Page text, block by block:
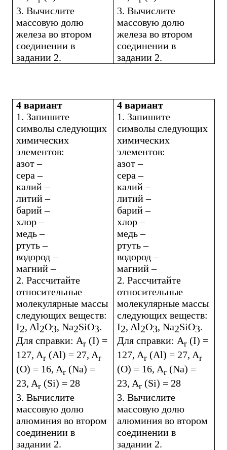
3. Вычислите
массовую долю
железа во втором
соединении в
задании 2.
3. Вычислите
массовую долю
железа во втором
соединении в
задании 2.
4 вариант
1. Запишите
символы следующих
химических
элементов:
азот –
сера –
калий –
литий –
барий –
хлор –
медь –
ртуть –
водород –
магний –
2. Рассчитайте
относительные
молекулярные массы
следующих веществ:
I2, Al2O3,Na2SiO3.
Для справки: Ar (I) =
127, Ar (Al) = 27, Ar
(O) = 16, Ar (Na) =
23, Ar (Si) = 28
3. Вычислите
массовую долю
алюминия во втором
соединении в
задании 2.
4 вариант
1. Запишите
символы следующих
химических
элементов:
азот –
сера –
калий –
литий –
барий –
хлор –
медь –
ртуть –
водород –
магний –
2. Рассчитайте
относительные
молекулярные массы
следующих веществ:
I2, Al2O3,Na2SiO3.
Для справки: Ar (I) =
127, Ar (Al) = 27, Ar
(O) = 16, Ar (Na) =
23, Ar (Si) = 28
3. Вычислите
массовую долю
алюминия во втором
соединении в
задании 2.